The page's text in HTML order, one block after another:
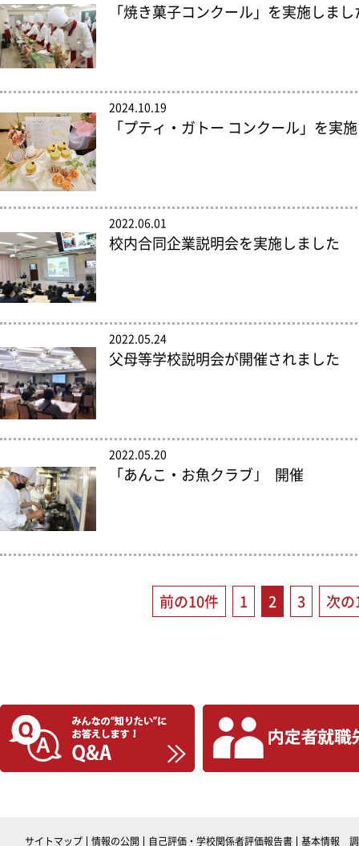
「焼き菓子コンクール」を実施しま
2024.10.19
「プティ・ガトー コンクール」を実
2022.06.01
校内合同企業説明会を実施しました
2022.05.24
父母等学校説明会が開催されました
2022.05.20
「あんこ・お魚クラブ｣ 開催
前の10件 1 2 3 次
サイトマップ 情報の公開 自己評価・学校関係者評価報告書 基本情報 調